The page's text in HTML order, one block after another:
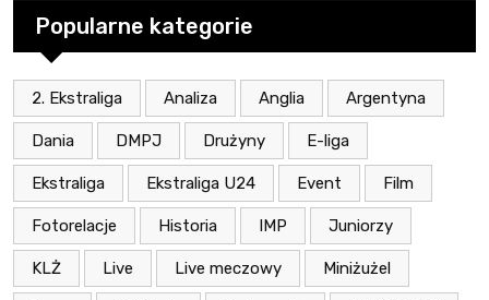
Popularne kategorie
2. Ekstraliga Analiza Anglia Argentyna
Dania DMPJ Drużyny E-liga
Ekstraliga Ekstraliga U24 Event Film
Fotorelacje Historia IMP Juniorzy
KLŻ Live Live meczowy Miniżużel